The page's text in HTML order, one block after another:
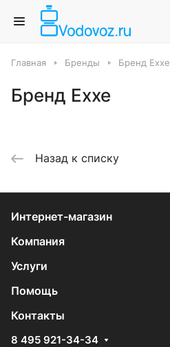
Главная Бренды Бренд Exxe
Бренд Exxe
Назад к списку
Интернет-магазин
Компания
Услуги
Помощь
Контакты
8 495 921-34-34